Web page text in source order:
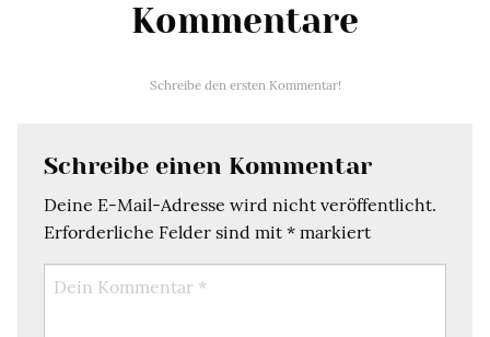
Kommentare
Schreibe den ersten Kommentar!
Schreibe einen Kommentar
Deine E-Mail-Adresse wird nicht veröffentlicht.
Erforderliche Felder sind mit * markiert